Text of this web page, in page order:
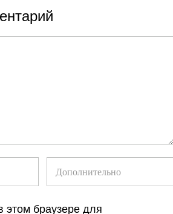
этом браузере для